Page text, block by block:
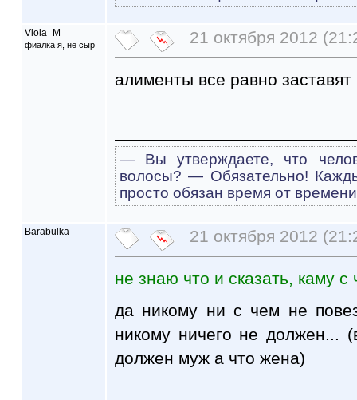
Viola_M
фиалка я, не сыр 21 октября 2012
алименты все равно заставят
— Вы утверждаете, что
волосы? — Обязательно!
просто обязан время от
Barabulka 21 октября 2012
не знаю что и сказать, каму с
да никому ни с чем не
никому ничего не
должен муж а что жена)